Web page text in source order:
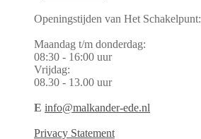
Openingstijden van Het Schakelpunt:
Maandag t/m donderdag:
08:30 - 16:00 uur
Vrijdag:
08.30 - 13.00 uur
E info@malkander-ede.nl
Privacy Statement